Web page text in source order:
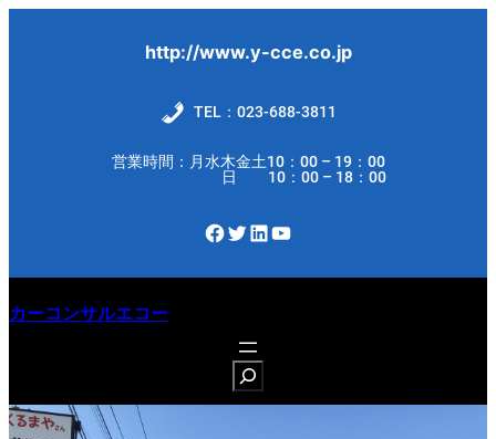
http://www.y-cce.co.jp
TEL：023-688-3811
営業時間：月水木金土10：00 – 19：00
日 10：00 – 18：00
Facebook Twitter LinkedIn YouTube
カーコンサルエコー
e
a